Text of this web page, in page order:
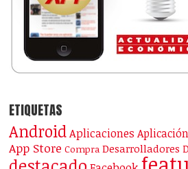
ETIQUETAS
Android Aplicaciones Aplicación
App Store Compra Desarrolladores